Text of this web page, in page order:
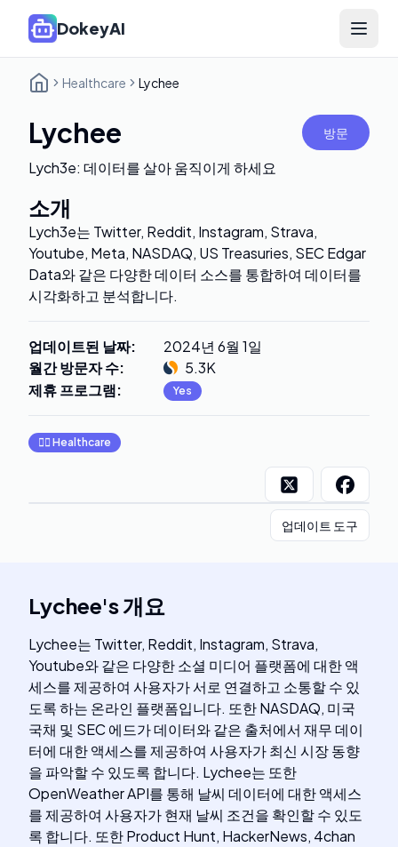
DokeyAI Open
Healthcare Lychee
Lychee 방문
Lych3e: 데이터를 살아 움직이게 하세요
소개
Lych3e는 Twitter, Reddit, Instagram, Strava,
Youtube, Meta, NASDAQ, US Treasuries, SEC Edgar
Data와 같은 다양한 데이터 소스를 통합하여 데이터를
시각화하고 분석합니다.
업데이트된 날짜:
2024년 6월 1일
월간 방문자 수:
5.3K
제휴 프로그램: Yes
👩‍⚕️ Healthcare
업데이트 도구
Lychee's개요
Lychee는 Twitter, Reddit, Instagram, Strava,
Youtube와 같은 다양한 소셜 미디어 플랫폼에 대한 액
세스를 제공하여 사용자가 서로 연결하고 소통할 수 있
도록 하는 온라인 플랫폼입니다. 또한 NASDAQ, 미국
국채 및 SEC 에드가 데이터와 같은 출처에서 재무 데이
터에 대한 액세스를 제공하여 사용자가 최신 시장 동향
을 파악할 수 있도록 합니다. Lychee는 또한
OpenWeather API를 통해 날씨 데이터에 대한 액세스
를 제공하여 사용자가 현재 날씨 조건을 확인할 수 있도
록 합니다. 또한 Product Hunt, HackerNews, 4chan